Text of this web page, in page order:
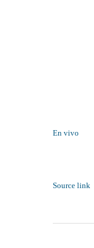
En vivo
Source link